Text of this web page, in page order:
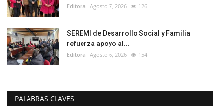
Editora Agosto 7, 2026 126
SEREMI de Desarrollo Social y Familia
refuerza apoyo al...
Editora Agosto 6, 2026 154
PALABRAS CLAVES